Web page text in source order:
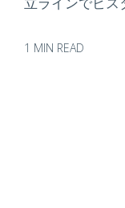
1 MIN READ